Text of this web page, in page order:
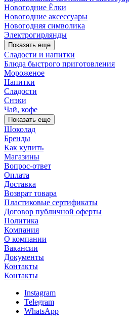
Новогодние Ёлки
Новогодние аксессуары
Новогодняя символика
Электрогирлянды
Показать еще
Сладости и напитки
Блюда быстрого приготовления
Мороженое
Напитки
Сладости
Снэки
Чай, кофе
Показать еще
Шоколад
Бренды
Как купить
Магазины
Вопрос-ответ
Оплата
Доставка
Возврат товара
Пластиковые сертификаты
Договор публичной оферты
Политика
Компания
О компании
Вакансии
Документы
Контакты
Контакты
Instagram
Telegram
WhatsApp